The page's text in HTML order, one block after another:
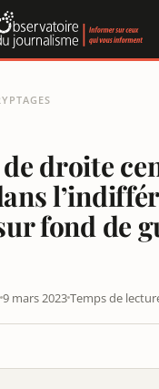
droite
fond de
9 mars 2023Temps de
cookies